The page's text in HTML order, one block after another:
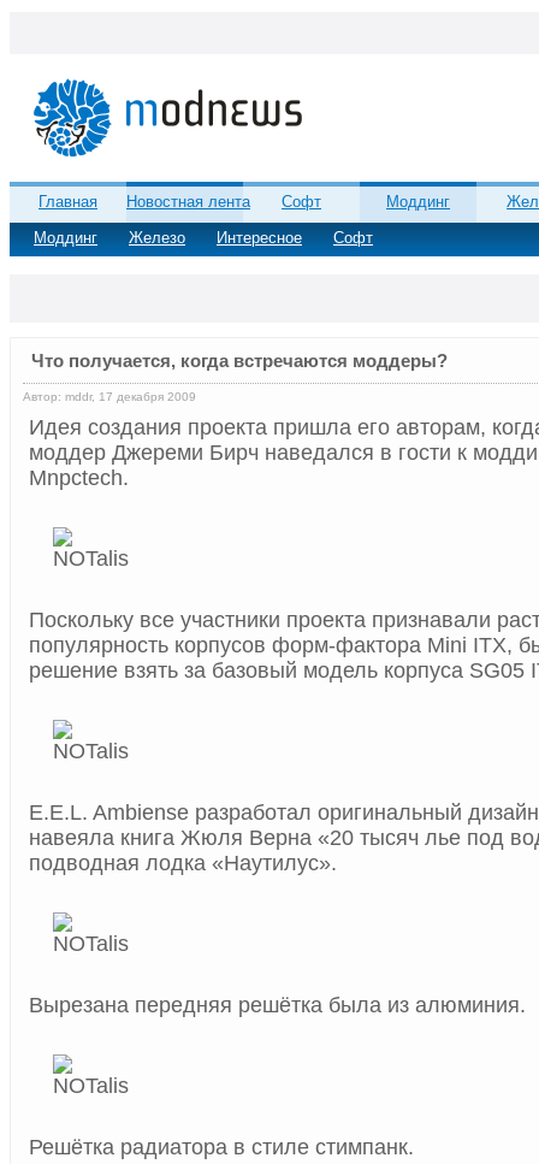
Главная
Новостная лента
Моддинг
Железо Интересное Софт
Софт Моддинг
Что получается, когда встречаются моддеры?
Автор: mddr, 17 декабря 2009
Идея создания проекта пришла его авторам,
моддер Джереми Бирч наведался в гости к
Mnpctech.
Поскольку все участники проекта признавали
популярность корпусов форм-фактора Mini ITX,
решение взять за базовый модель корпуса SG05
E.E.L. Ambiense разработал оригинальный
навеяла книга Жюля Верна «20 тысяч лье под
подводная лодка «Наутилус».
Вырезана передняя решётка была из алюминия.
Решётка радиатора в стиле стимпанк.